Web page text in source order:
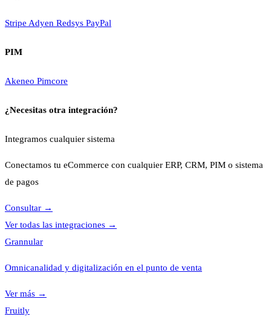
Stripe Adyen Redsys PayPal
PIM
Akeneo Pimcore
¿Necesitas otra integración?
Integramos cualquier sistema
Conectamos tu eCommerce con cualquier ERP, CRM, PIM o sistema
de pagos
Consultar →
Ver todas las integraciones →
Grannular
Omnicanalidad y digitalización en el punto de venta
Ver más →
Fruitly